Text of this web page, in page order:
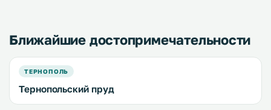
Ближайшие достопримечательности
ТЕРНОПОЛЬ
Тернопольский пруд